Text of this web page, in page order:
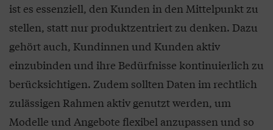
ist es essenziell, den Kunden in den Mittelpunkt zu
stellen, statt nur produktzentriert zu denken. Dazu
gehört auch, Kundinnen und Kunden aktiv
einzubinden und ihre Bedürfnisse kontinuierlich zu
berücksichtigen. Zudem sollten Daten im rechtlich
zulässigen Rahmen aktiv genutzt werden, um
Modelle und Angebote flexibel anzupassen und so